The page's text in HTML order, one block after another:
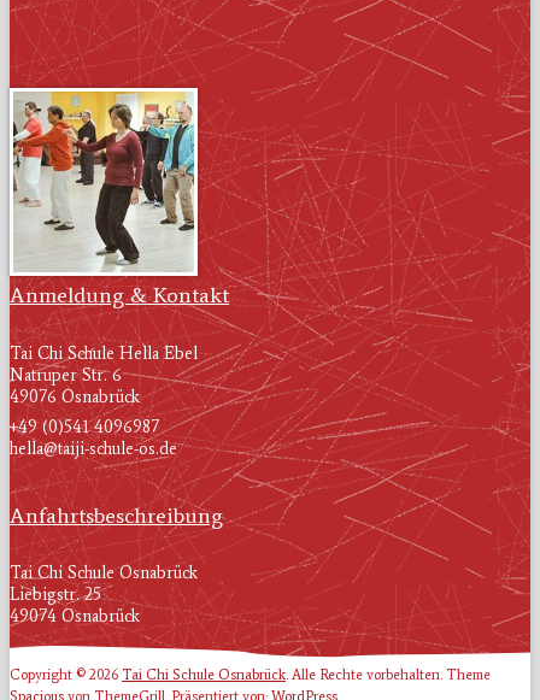
Anmeldung & Kontakt
Tai Chi Schule Hella Ebel
Natruper Str. 6
49076 Osnabrück
+49 (0)541 4096987
hella@taiji-schule-os.de
Anfahrtsbeschreibung
Tai Chi Schule Osnabrück
Liebigstr. 25
49074 Osnabrück
Copyright © 2026 Tai Chi Schule Osnabrück. Alle Rechte vorbehalten. Theme